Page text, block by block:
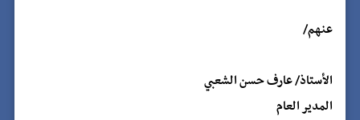
عنهم/
الأستاذ/ عارف حسن الشعبي
المدير العام